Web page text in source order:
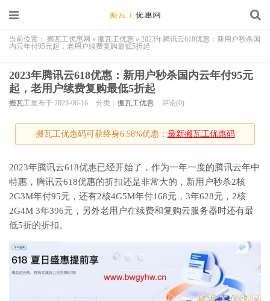
当前位置： 搬瓦工优惠网 » 搬瓦工优惠 » 2023年腾讯云618优惠：新用户秒杀国
内云年付95元起，老用户续费复购最低5折起
2023年腾讯云618优惠：新用户秒杀国内云年付95元
起，老用户续费复购最低5折起
搬瓦工发布于 2023-06-16 分类： 搬瓦工优惠 评论(0)
搬瓦工优惠码可获终身6.58%优惠： 最新搬瓦工优惠码
2023年腾讯云618优惠已经开始了，作为一年一度的腾讯云年中
特惠，腾讯云618优惠的折扣还是非常大的，新用户秒杀2核
2G3M年付95元，还有2核4G5M年付168元，3年628元，2核
2G4M 3年396元，另外老用户在续费和复购云服务器时还有最
低5折的折扣。